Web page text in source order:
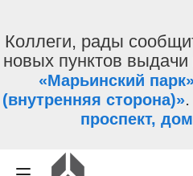
Коллеги, рады
новых пунктов выдачи
«Марьинский
(внутренняя сторона)»
проспект,